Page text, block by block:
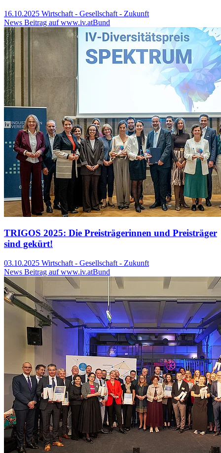
16.10.2025 Wirtschaft - Gesellschaft - Zukunft
News Beitrag auf www.iv.atBund
TRIGOS 2025: Die Preisträgerinnen und Preisträger
sind gekürt!
03.10.2025 Wirtschaft - Gesellschaft - Zukunft
News Beitrag auf www.iv.atBund